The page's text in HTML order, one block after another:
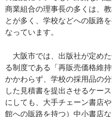
商業組合の理事長の多くは、
とが多く、学校などへの販路
なっています。
大阪市では、出版社が定め
る制度である「再販売価格維
かかわらず、学校の採用品の
した見積書を提出させるケー
にしても、大手チェーン書店
館への販路を持つ）中小書店